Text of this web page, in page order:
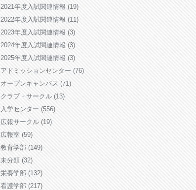
2021年度入試関連情報 (19)
2022年度入試関連情報 (11)
2023年度入試関連情報 (3)
2024年度入試関連情報 (3)
2025年度入試関連情報 (3)
アドミッションセンター (76)
オープンキャンパス (71)
クラブ・サークル (13)
入学センター (556)
広報サークル (19)
広報室 (59)
教育学部 (149)
未分類 (32)
栄養学部 (132)
看護学部 (217)